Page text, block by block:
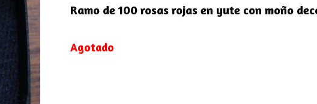
Ramo de 100 rosas rojas en yute con moño
Agotado